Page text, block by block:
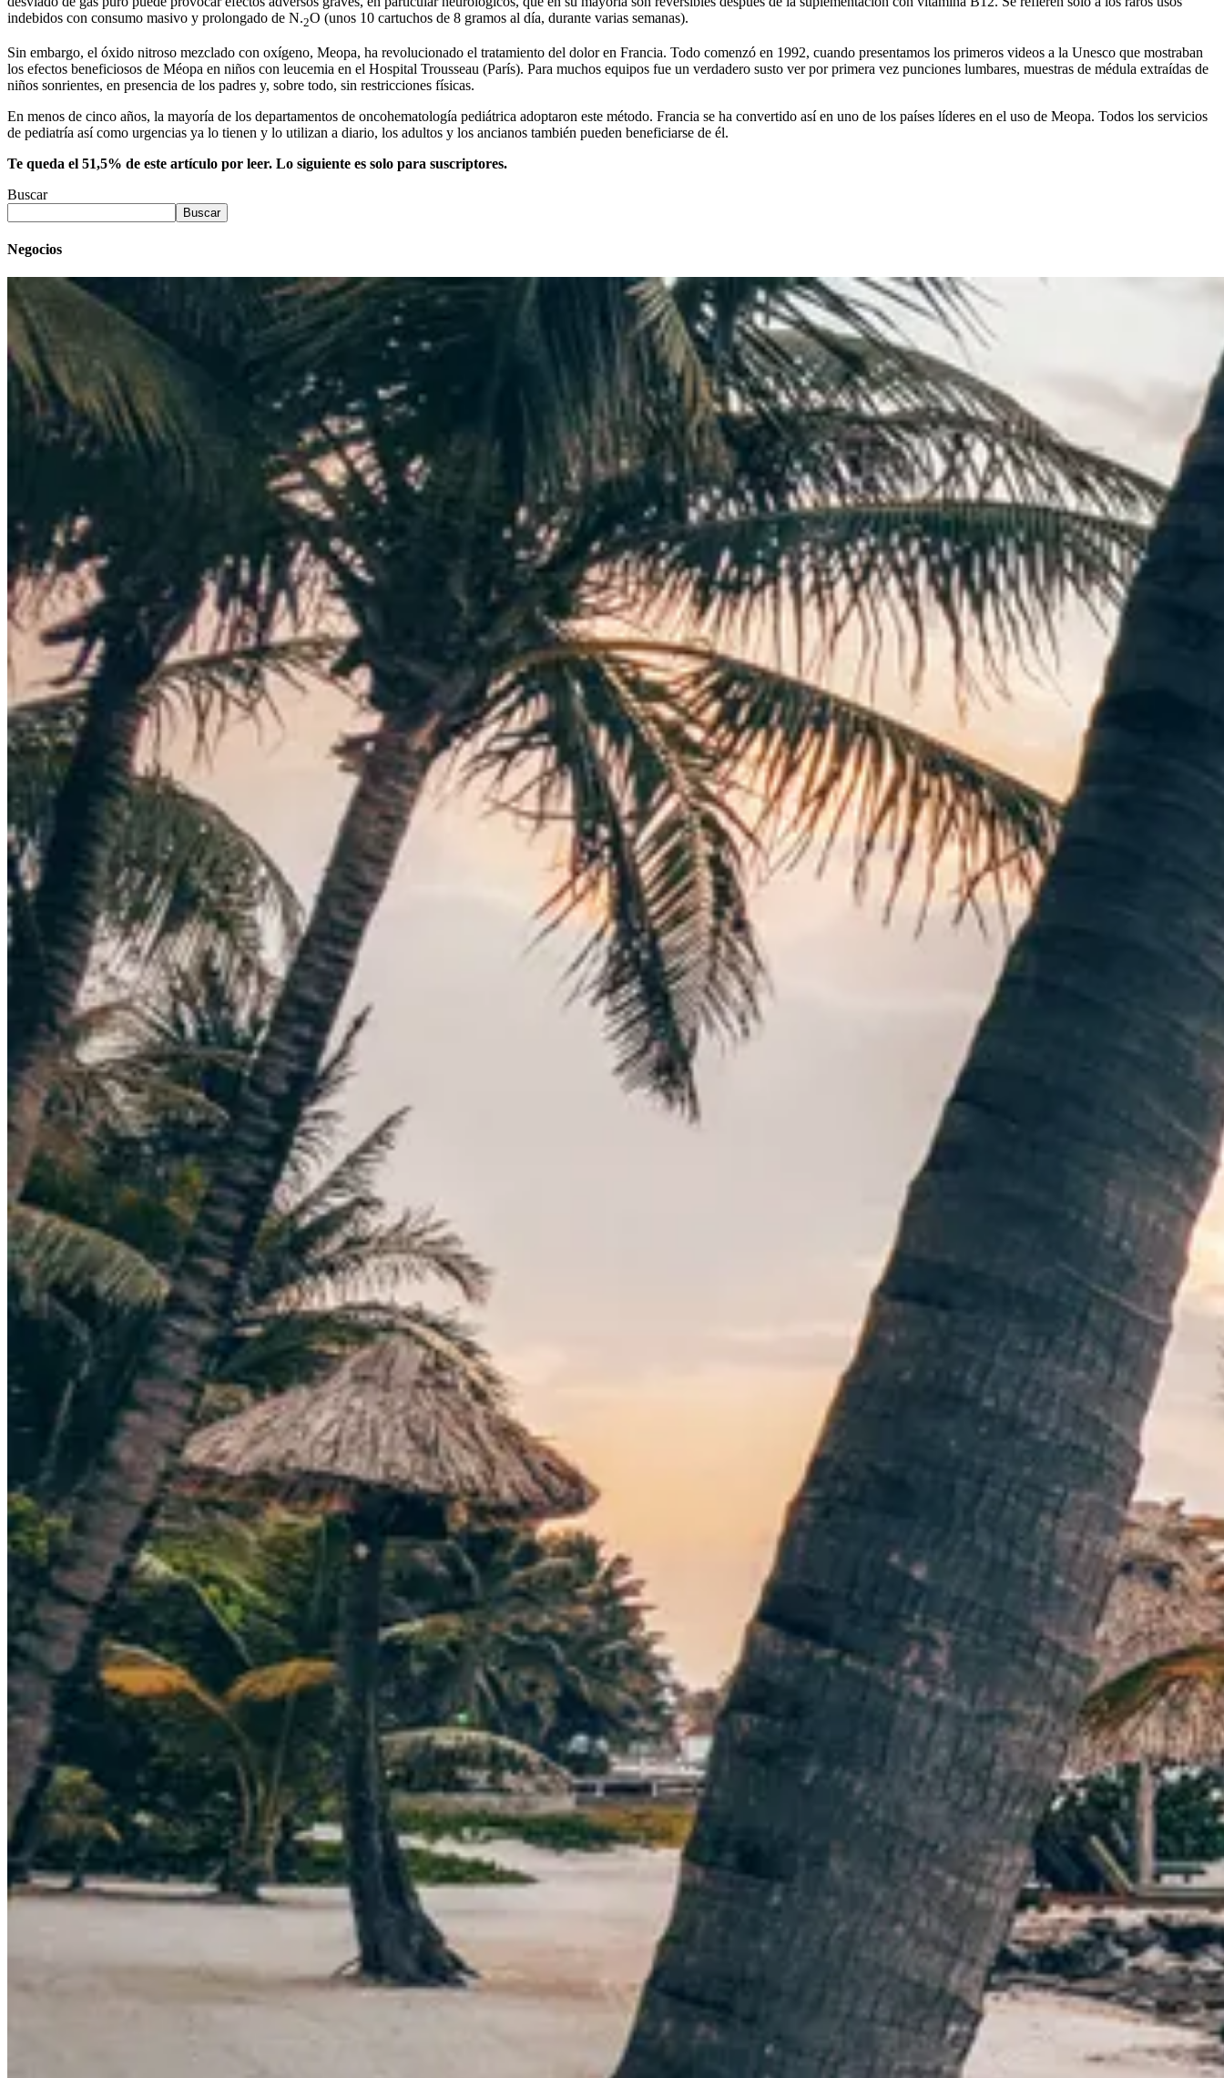
indebidos con consumo masivo y prolongado de N.2O (unos 10 cartuchos de 8 gramos al día, durante varias semanas).
Sin embargo, el óxido nitroso mezclado con oxígeno, Meopa, ha revolucionado el tratamiento del dolor en Francia. Todo comenzó en 1992, cuando presentamos los primeros videos a la Unesco que mostraban
los efectos beneficiosos de Méopa en niños con leucemia en el Hospital Trousseau (París). Para muchos equipos fue un verdadero susto ver por primera vez punciones lumbares, muestras de médula extraídas de
niños sonrientes, en presencia de los padres y, sobre todo, sin restricciones físicas.
En menos de cinco años, la mayoría de los departamentos de oncohematología pediátrica adoptaron este método. Francia se ha convertido así en uno de los países líderes en el uso de Meopa. Todos los servicios
de pediatría así como urgencias ya lo tienen y lo utilizan a diario, los adultos y los ancianos también pueden beneficiarse de él.
Te queda el 51,5% de este artículo por leer. Lo siguiente es solo para suscriptores.
Buscar
Buscar
Negocios